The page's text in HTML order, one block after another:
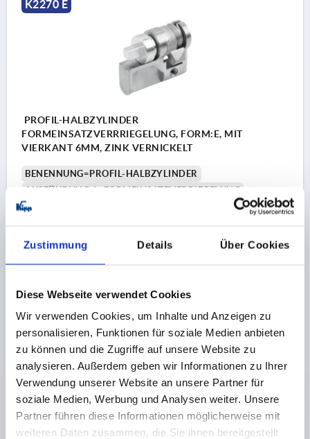
Zustimmung Details Über Cookies
Diese Webseite verwendet Cookies
Wir verwenden Cookies, um Inhalte und Anzeigen zu
personalisieren, Funktionen für soziale Medien anbieten
zu können und die Zugriffe auf unsere Website zu
analysieren. Außerdem geben wir Informationen zu Ihrer
Verwendung unserer Website an unsere Partner für
soziale Medien, Werbung und Analysen weiter. Unsere
Partner führen diese Informationen möglicherweise mit
weiteren Daten zusammen, die Sie ihnen bereitgestellt
K2270 E
PROFIL-HALBZYLINDER
FORMEINSATZVERRRIEGELUNG, FORM:E, MIT
VIERKANT 6MM, ZINK VERNICKELT
BENENNUNG=PROFIL-HALBZYLINDER
AUSFÜHRUNG 1=FORMEINSATZVERRIEGELUNG
FORM=E
DURCHMESSER=17
D1=M5 HÖHE=33
H1=19
7,33 CHF
zzgl. Versandkosten
DETAILS
PRODUKTDETAILS
CAD